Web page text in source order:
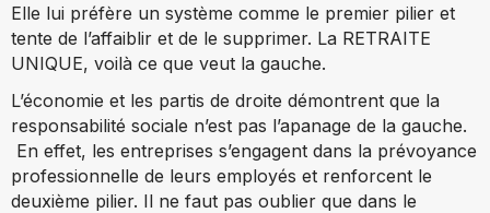
Elle lui préfère un système comme le premier pilier et
tente de l’affaiblir et de le supprimer. La RETRAITE
UNIQUE, voilà ce que veut la gauche.
L’économie et les partis de droite démontrent que la
responsabilité sociale n’est pas l’apanage de la gauche.
En effet, les entreprises s’engagent dans la prévoyance
professionnelle de leurs employés et renforcent le
deuxième pilier. Il ne faut pas oublier que dans le